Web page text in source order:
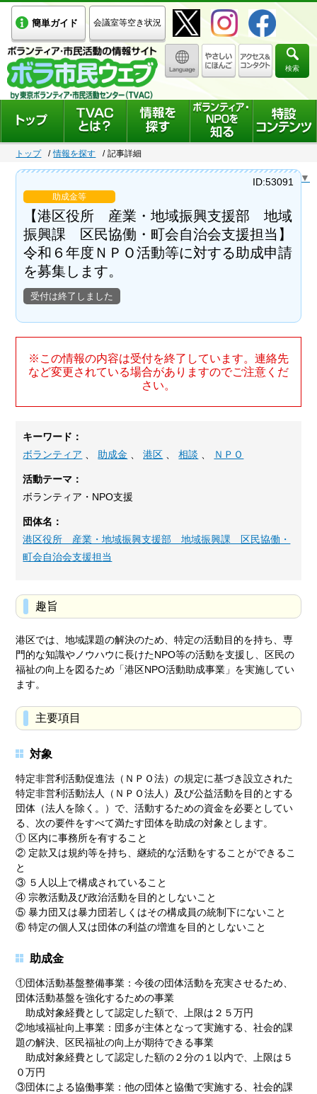
簡単ガイド 会議室等空き状況
検索
トップ 情報を探す 記事詳細
Select Language ▼
助成金等
【港区役所 産業・地域振興支援部 地域
振興課 区民協働・町会自治会支援担当】
令和６年度ＮＰＯ活動等に対する助成申請
を募集します。
受付は終了しました
ID:53091
※この情報の内容は受付を終了しています。連絡先
など変更されている場合がありますのでご注意くだ
さい。
キーワード：
ボランティア
助成金 、港区 、相談 ＮＰＯ
活動テーマ：
ボランティア・NPO支援
団体名：
港区役所 産業・地域振興支援部 地域振興課 区民協働・
町会自治会支援担当
趣旨
港区では、地域課題の解決のため、特定の活動目的を持ち、専
門的な知識やノウハウに長けたNPO等の活動を支援し、区民の
福祉の向上を図るため「港区NPO活動助成事業」を実施してい
ます。
主要項目
対象
特定非営利活動促進法（ＮＰＯ法）の規定に基づき設立された
特定非営利活動法人（ＮＰＯ法人）及び公益活動を目的とする
団体（法人を除く。）で、活動するための資金を必要としてい
る、次の要件をすべて満たす団体を助成の対象とします。
① 区内に事務所を有すること
② 定款又は規約等を持ち、継続的な活動をすることができるこ
と
③ ５人以上で構成されていること
④ 宗教活動及び政治活動を目的としないこと
⑤ 暴力団又は暴力団若しくはその構成員の統制下にないこと
⑥ 特定の個人又は団体の利益の増進を目的としないこと
助成金
①団体活動基盤整備事業：今後の団体活動を充実させるため、
団体活動基盤を強化するための事業
助成対象経費として認定した額で、上限は２５万円
②地域福祉向上事業：団多が主体となって実施する、社会的課
題の解決、区民福祉の向上が期待できる事業
助成対象経費として認定した額の２分の１以内で、上限は５
０万円
③団体による協働事業：他の団体と協働で実施する、社会的課